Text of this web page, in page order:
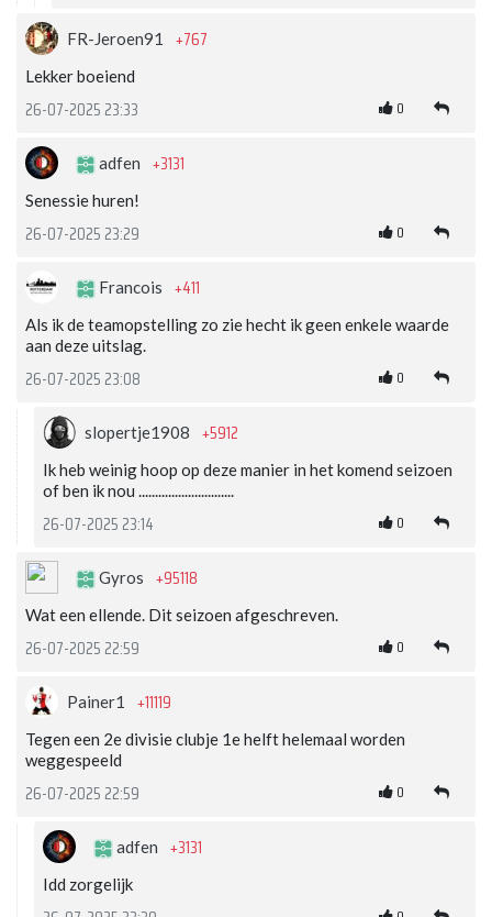
FR-Jeroen91 +767
Lekker boeiend
26-07-2025 23:33 0
adfen +3131
Senessie huren!
26-07-2025 23:29 0
Francois +411
Als ik de teamopstelling zo zie hecht ik geen enkele waarde
aan deze uitslag.
26-07-2025 23:08 0
slopertje1908 +5912
Ik heb weinig hoop op deze manier in het komend seizoen
of ben ik nou .............................
26-07-2025 23:14 0
Gyros +95118
Wat een ellende. Dit seizoen afgeschreven.
26-07-2025 22:59 0
Painer1 +11119
Tegen een 2e divisie clubje 1e helft helemaal worden
weggespeeld
26-07-2025 22:59 0
adfen +3131
Idd zorgelijk